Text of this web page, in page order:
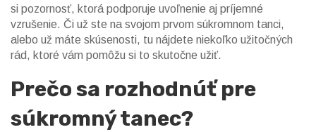
si pozornosť, ktorá podporuje uvoľnenie aj príjemné
vzrušenie. Či už ste na svojom prvom súkromnom tanci,
alebo už máte skúsenosti, tu nájdete niekoľko užitočných
rád, ktoré vám pomôžu si to skutočne užiť.
Prečo sa rozhodnúť pre
súkromný tanec?